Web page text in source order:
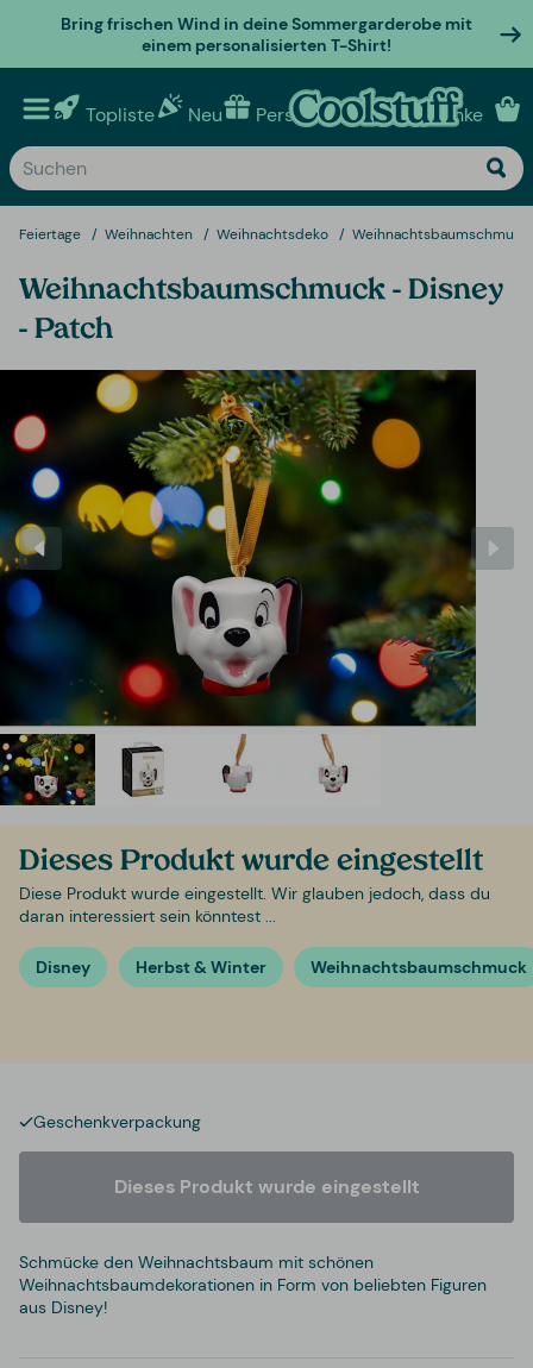
Bring frischen Wind in deine Sommergarderobe mit
einem personalisierten T-Shirt!
Topliste Neu Personalisierte geschenke
Feiertage Weihnachten Weihnachtsdeko Weihnachtsbaumschmuck
Weihnachtsbaumschmuck - Disney
- Patch
Dieses Produkt wurde eingestellt
Diese Produkt wurde eingestellt. Wir glauben jedoch, dass du
daran interessiert sein könntest ...
Disney Herbst & Winter Weihnachtsbaumschmuck
Geschenkverpackung
Dieses Produkt wurde eingestellt
Schmücke den Weihnachtsbaum mit schönen
Weihnachtsbaumdekorationen in Form von beliebten Figuren
aus Disney!